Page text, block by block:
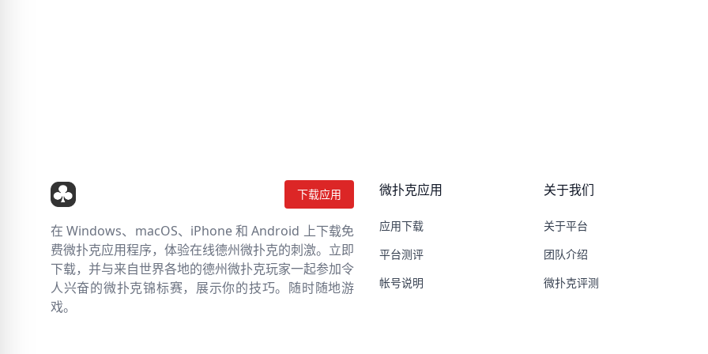
下载应用
在 Windows、macOS、iPhone 和 Android 上下载免
费微扑克应用程序，体验在线德州微扑克的刺激。立即
下载，并与来自世界各地的德州微扑克玩家一起参加令
人兴奋的微扑克锦标赛，展示你的技巧。随时随地游
戏。
微扑克应用
应用下载
平台测评
帐号说明
关于我们
关于平台
团队介绍
微扑克评测